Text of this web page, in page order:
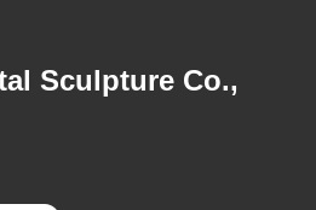
Sculpture Co.,